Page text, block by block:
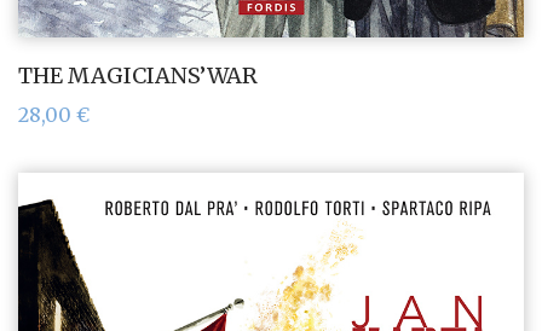
THE MAGICIANS’WAR
28,00 €